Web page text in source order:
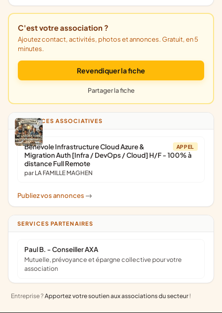
C'est votre association ?
Ajoutez contact, activités, photos et annonces. Gratuit, en 5
minutes.
Revendiquer la fiche
Partager la fiche
ANNONCES ASSOCIATIVES
APPEL
Bénévole Infrastructure Cloud Azure &
Migration Auth [Infra / DevOps / Cloud] H/F - 100% à
distance Full Remote
par LA FAMILLE MAGHEN
Publiez vos annonces ->
SERVICES PARTENAIRES
Paul B. - Conseiller AXA
Mutuelle, prévoyance et épargne collective pour votre
association
Entreprise ?Apportez votre soutien aux associations du secteur !